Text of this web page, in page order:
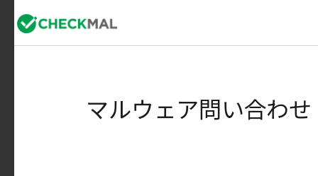
マルウェア問い合わせ